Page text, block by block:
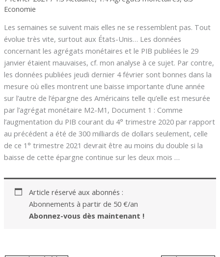
Economie
Les semaines se suivent mais elles ne se ressemblent pas. Tout
évolue très vite, surtout aux États-Unis… Les données
concernant les agrégats monétaires et le PIB publiées le 29
janvier étaient mauvaises, cf. mon analyse à ce sujet. Par contre,
les données publiées jeudi dernier 4 février sont bonnes dans la
mesure où elles montrent une baisse importante d’une année
sur l’autre de l’épargne des Américains telle qu’elle est mesurée
par l’agrégat monétaire M2-M1, Document 1 : Comme
l’augmentation du PIB courant du 4° trimestre 2020 par rapport
au précédent a été de 300 milliards de dollars seulement, celle
de ce 1° trimestre 2021 devrait être au moins du double si la
baisse de cette épargne continue sur les deux mois …
Article réservé aux abonnés :
Abonnements à partir de 50 €/an
Abonnez-vous dès maintenant !